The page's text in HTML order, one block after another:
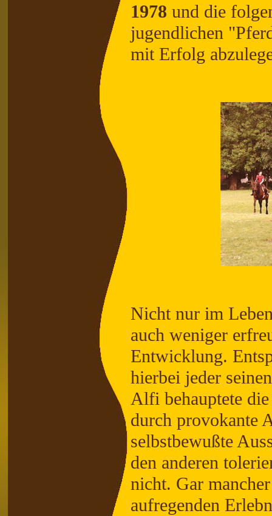
1978 und die
jugendlichen
mit Erfolg
Nicht nur im
auch weniger
Entwicklung.
hierbei jeder
Alfi behauptete
durch provokante
selbstbewußte
den anderen
nicht. Gar
aufregenden